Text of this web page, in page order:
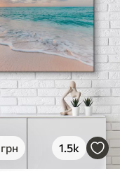
грн 1.5k